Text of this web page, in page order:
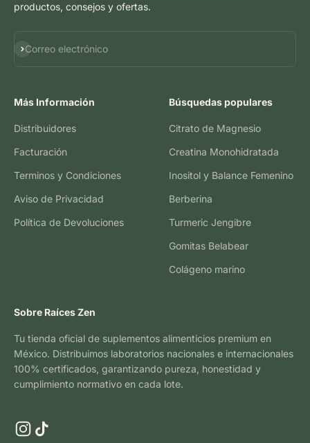
productos, consejos y ofertas.
Correo electrónico
Suscribirse
Más Información
Distribuidores
Facturación
Terminos y Condiciones
Aviso de Privacidad
Política de Devoluciones
Búsquedas populares
Citrato de Magnesio
Creatina Monohidratada
Inositol y Balance Femenino
Berberina
Turmeric Jengibre
Gomitas Belabear
Colágeno marino
Sobre Raíces Zen
Tu tienda oficial de suplementos alimenticios premium en
México. Distribuimos laboratorios nacionales e internacionales
100% certificados, garantizando pureza, honestidad y
cumplimiento normativo en cada lote.